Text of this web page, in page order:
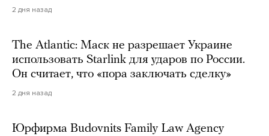
2 дня назад
The Atlantic: Маск не разрешает Украине
использовать Starlink для ударов по России.
Он считает, что «пора заключать сделку»
2 дня назад
Юрфирма Budovnits Family Law Agency